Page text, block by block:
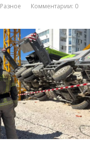
Разное Комментарии: 0